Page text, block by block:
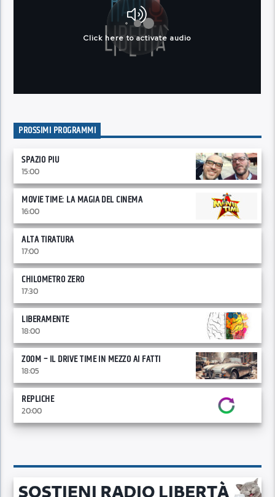
PROSSIMI PROGRAMMI
SPAZIO PIU
15:00
MOVIE TIME: LA MAGIA DEL CINEMA
16:00
ALTA TIRATURA
17:00
CHILOMETRO ZERO
17:30
LIBERAMENTE
18:00
ZOOM – IL DRIVE TIME IN MEZZO AI FATTI
18:05
REPLICHE
20:00